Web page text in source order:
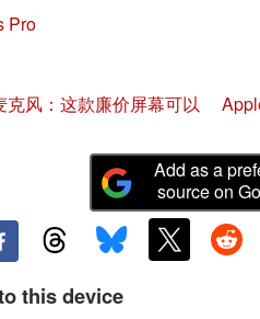
Pro
风：这款廉价屏幕可以
Add as a
source on
this device